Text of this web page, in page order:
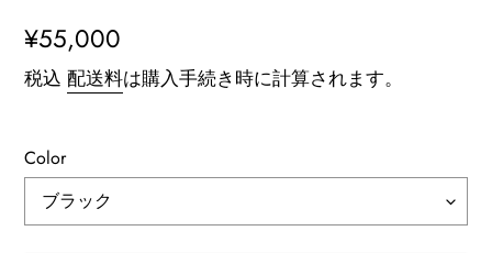
通
常
格
¥55,000
税込 配送料は購入手続き時に計算されます。
Color